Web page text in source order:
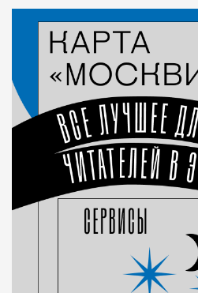
Статья
Рестораны и бары
Светлана Кесоян